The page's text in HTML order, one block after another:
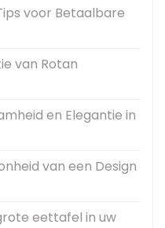
voor Betaalbare
van Rotan
en Elegantie in
van een Design
eettafel in uw